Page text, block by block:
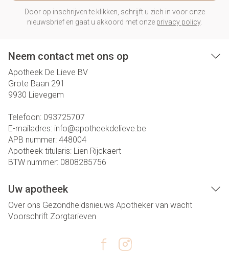
Door op inschrijven te klikken, schrijft u zich in voor onze
nieuwsbrief en gaat u akkoord met onze privacy policy.
Neem contact met ons op
Apotheek De Lieve BV
Grote Baan 291
9930 Lievegem
Telefoon: 093725707
E-mailadres: info@apotheekdelieve.be
APB nummer: 448004
Apotheek titularis: Lien Rijckaert
BTW nummer: 0808285756
Uw apotheek
Over ons Gezondheidsnieuws Apotheker van wacht
Voorschrift Zorgtarieven